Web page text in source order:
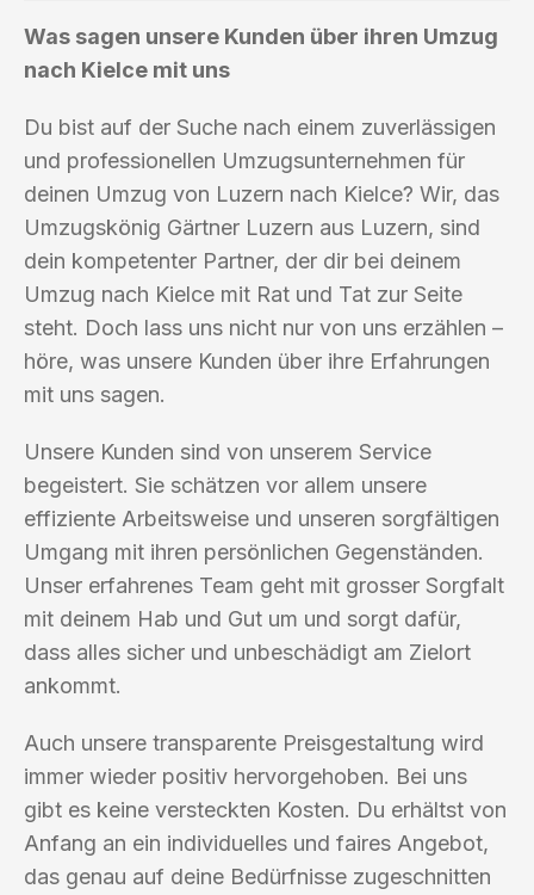
Was sagen unsere Kunden über ihren Umzug
nach Kielce mit uns
Du bist auf der Suche nach einem zuverlässigen
und professionellen Umzugsunternehmen für
deinen Umzug von Luzern nach Kielce? Wir, das
Umzugskönig Gärtner Luzern aus Luzern, sind
dein kompetenter Partner, der dir bei deinem
Umzug nach Kielce mit Rat und Tat zur Seite
steht. Doch lass uns nicht nur von uns erzählen –
höre, was unsere Kunden über ihre Erfahrungen
mit uns sagen.
Unsere Kunden sind von unserem Service
begeistert. Sie schätzen vor allem unsere
effiziente Arbeitsweise und unseren sorgfältigen
Umgang mit ihren persönlichen Gegenständen.
Unser erfahrenes Team geht mit grosser Sorgfalt
mit deinem Hab und Gut um und sorgt dafür,
dass alles sicher und unbeschädigt am Zielort
ankommt.
Auch unsere transparente Preisgestaltung wird
immer wieder positiv hervorgehoben. Bei uns
gibt es keine versteckten Kosten. Du erhältst von
Anfang an ein individuelles und faires Angebot,
das genau auf deine Bedürfnisse zugeschnitten